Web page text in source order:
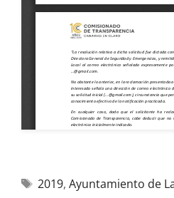
2019, Ayuntamiento de